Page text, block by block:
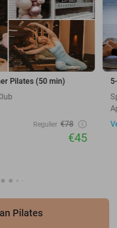
Pilates (50 min)
Regulier €78
€45
Pilates